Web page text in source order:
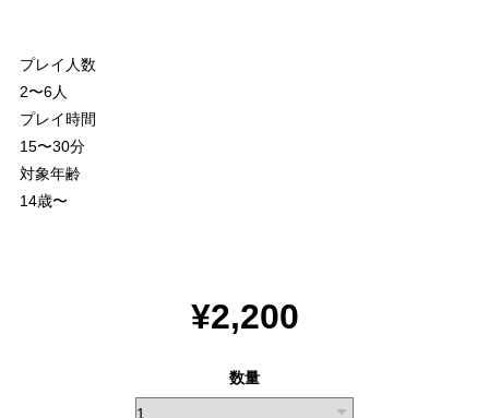
プレイ人数
2〜6人
プレイ時間
15〜30分
対象年齢
14歳〜
¥2,200
数量